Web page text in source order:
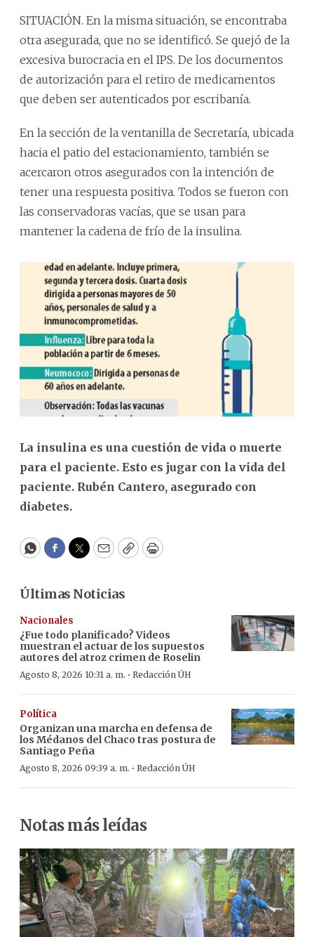
SITUACIÓN. En la misma situación, se encontraba
otra asegurada, que no se identificó. Se quejó de la
excesiva burocracia en el IPS. De los documentos
de autorización para el retiro de medicamentos
que deben ser autenticados por escribanía.
En la sección de la ventanilla de Secretaría, ubicada
hacia el patio del estacionamiento, también se
acercaron otros asegurados con la intención de
tener una respuesta positiva. Todos se fueron con
las conservadoras vacías, que se usan para
mantener la cadena de frío de la insulina.
La insulina es una cuestión de vida o muerte
para el paciente. Esto es jugar con la vida del
paciente. Rubén Cantero, asegurado con
diabetes.
WhatsApp
Facebook
Twitter
EmailCopyPrint
Últimas Noticias
Nacionales
¿Fue todo planificado? Videos
muestran el actuar de los supuestos
autores del atroz crimen de Roselin
Agosto 8, 2026 10:31 a. m. · Redacción ÚH
Política
Organizan una marcha en defensa de
los Médanos del Chaco tras postura de
Santiago Peña
Agosto 8, 2026 09:39 a. m. · Redacción ÚH
Notas más leídas